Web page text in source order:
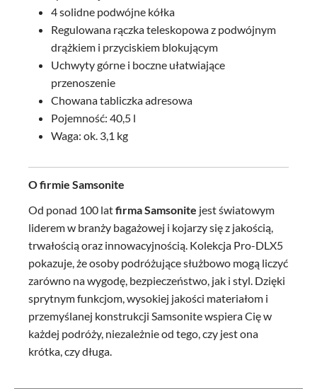
4 solidne podwójne kółka
Regulowana rączka teleskopowa z podwójnym
drążkiem i przyciskiem blokującym
Uchwyty górne i boczne ułatwiające
przenoszenie
Chowana tabliczka adresowa
Pojemność: 40,5 l
Waga: ok. 3,1 kg
O firmie Samsonite
Od ponad 100 latfirma Samsonite jest światowym
liderem w branży bagażowej i kojarzy się z jakością,
trwałością oraz innowacyjnością. Kolekcja Pro-DLX5
pokazuje, że osoby podróżujące służbowo mogą liczyć
zarówno na wygodę, bezpieczeństwo, jak i styl. Dzięki
sprytnym funkcjom, wysokiej jakości materiałom i
przemyślanej konstrukcji Samsonite wspiera Cię w
każdej podróży, niezależnie od tego, czy jest ona
krótka, czy długa.